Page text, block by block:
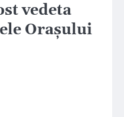
vedeta
Orașului